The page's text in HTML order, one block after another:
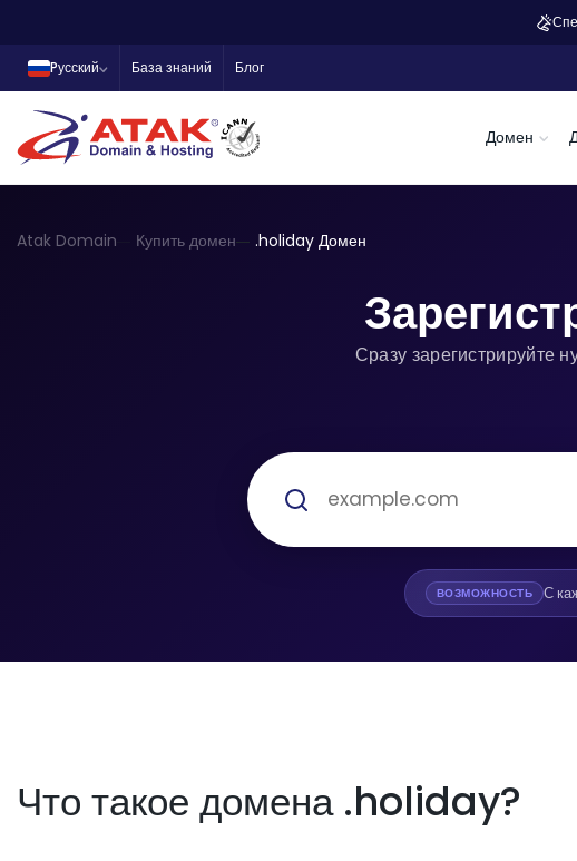
Pусский База знаний Блог
Домен
Atak Domain Купить домен .holiday Домен
Сразу зарегистрируйте
ВОЗМОЖНОСТЬ С
Что такое домена .holiday?